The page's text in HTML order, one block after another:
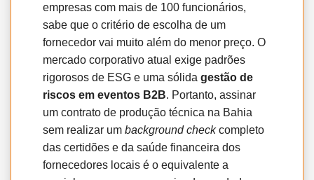
empresas com mais de 100 funcionários,
sabe que o critério de escolha de um
fornecedor vai muito além do menor preço. O
mercado corporativo atual exige padrões
rigorosos de ESG e uma sólida gestão de
riscos em eventos B2B. Portanto, assinar
um contrato de produção técnica na Bahia
sem realizar um background checkcompleto
das certidões e da saúde financeira dos
fornecedores locais é o equivalente a